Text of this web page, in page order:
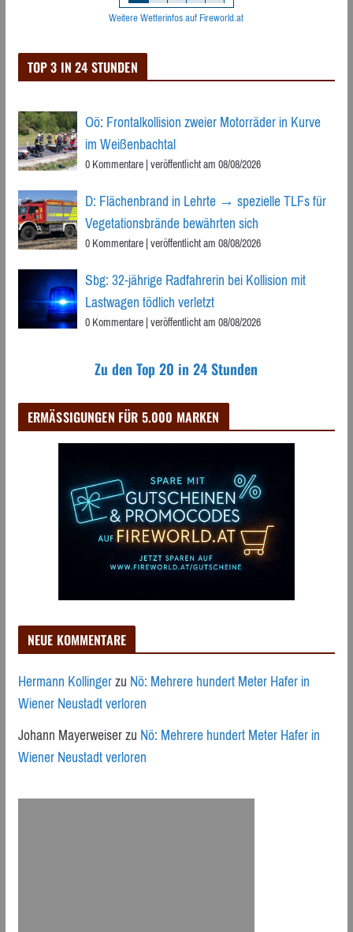
Weitere Wetterinfos auf Fireworld.at
TOP 3 IN 24 STUNDEN
Oö: Frontalkollision zweier Motorräder in Kurve
im Weißenbachtal
0 Kommentare|veröffentlicht am 08/08/2026
D: Flächenbrand in Lehrte → spezielle TLFs für
Vegetationsbrände bewährten sich
0 Kommentare|veröffentlicht am 08/08/2026
Sbg: 32-jährige Radfahrerin bei Kollision mit
Lastwagen tödlich verletzt
0 Kommentare|veröffentlicht am 08/08/2026
Zu den Top 20 in 24 Stunden
ERMÄSSIGUNGEN FÜR 5.000 MARKEN
NEUE KOMMENTARE
Hermann KollingerzuNö: Mehrere hundert Meter Hafer in
Wiener Neustadt verloren
Johann MayerweiserzuNö: Mehrere hundert Meter Hafer in
Wiener Neustadt verloren